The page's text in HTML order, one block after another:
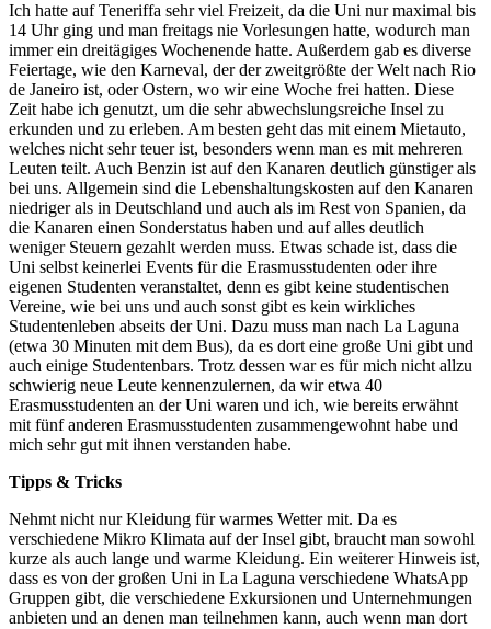
Ich hatte auf Teneriffa sehr viel Freizeit, da die Uni nur maximal bis
14 Uhr ging und man freitags nie Vorlesungen hatte, wodurch man
immer ein dreitägiges Wochenende hatte. Außerdem gab es diverse
Feiertage, wie den Karneval, der der zweitgrößte der Welt nach Rio
de Janeiro ist, oder Ostern, wo wir eine Woche frei hatten. Diese
Zeit habe ich genutzt, um die sehr abwechslungsreiche Insel zu
erkunden und zu erleben. Am besten geht das mit einem Mietauto,
welches nicht sehr teuer ist, besonders wenn man es mit mehreren
Leuten teilt. Auch Benzin ist auf den Kanaren deutlich günstiger als
bei uns. Allgemein sind die Lebenshaltungskosten auf den Kanaren
niedriger als in Deutschland und auch als im Rest von Spanien, da
die Kanaren einen Sonderstatus haben und auf alles deutlich
weniger Steuern gezahlt werden muss. Etwas schade ist, dass die
Uni selbst keinerlei Events für die Erasmusstudenten oder ihre
eigenen Studenten veranstaltet, denn es gibt keine studentischen
Vereine, wie bei uns und auch sonst gibt es kein wirkliches
Studentenleben abseits der Uni. Dazu muss man nach La Laguna
(etwa 30 Minuten mit dem Bus), da es dort eine große Uni gibt und
auch einige Studentenbars. Trotz dessen war es für mich nicht allzu
schwierig neue Leute kennenzulernen, da wir etwa 40
Erasmusstudenten an der Uni waren und ich, wie bereits erwähnt
mit fünf anderen Erasmusstudenten zusammengewohnt habe und
mich sehr gut mit ihnen verstanden habe.
Tipps & Tricks
Nehmt nicht nur Kleidung für warmes Wetter mit. Da es
verschiedene Mikro Klimata auf der Insel gibt, braucht man sowohl
kurze als auch lange und warme Kleidung. Ein weiterer Hinweis ist,
dass es von der großen Uni in La Laguna verschiedene WhatsApp
Gruppen gibt, die verschiedene Exkursionen und Unternehmungen
anbieten und an denen man teilnehmen kann, auch wenn man dort